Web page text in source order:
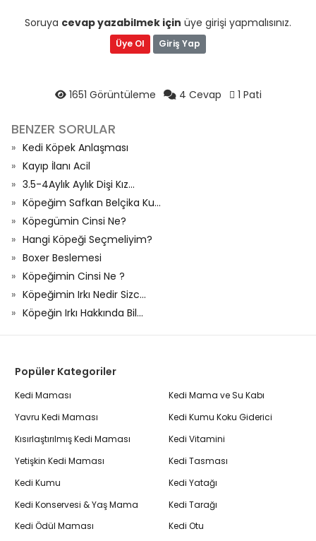
Soruya cevap yazabilmek için üye girişi yapmalısınız.
Üye Ol Giriş Yap
1651 Görüntüleme 4 Cevap 1 Pati
BENZER SORULAR
Kedi Köpek Anlaşması
Kayıp İlanı Acil
3.5-4Aylık Aylık Dişi Kız...
Köpeğim Safkan Belçika Ku...
Köpegümin Cinsi Ne?
Hangi Köpeği Seçmeliyim?
Boxer Beslemesi
Köpeğimin Cinsi Ne ?
Köpeğimin Irkı Nedir Sizc...
Köpeğin Irkı Hakkında Bil...
Popüler Kategoriler
Kedi Maması
Yavru Kedi Maması
Kısırlaştırılmış Kedi Maması
Yetişkin Kedi Maması
Kedi Kumu
Kedi Konservesi & Yaş Mama
Kedi Ödül Maması
Kedi Mama ve Su Kabı
Kedi Kumu Koku Giderici
Kedi Vitamini
Kedi Tasması
Kedi Yatağı
Kedi Tarağı
Kedi Otu